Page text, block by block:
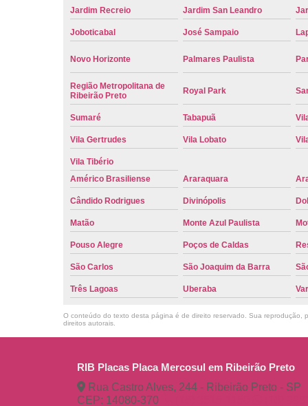
Jardim Recreio Jardim San Leandro
Joboticabal José Sampaio
Novo Horizonte Palmares Paulista
Região Metropolitana de
Ribeirão Preto
Royal Park
Sumaré Tabapuã
Vila Gertrudes Vila Lobato
Vila Tibério
Américo Brasiliense
Araraquara
Cândido Rodrigues Divinópolis
Matão Monte Azul Paulista
Pouso Alegre Poços de Caldas
São Carlos São Joaquim da Barra
Três Lagoas Uberaba
O conteúdo do texto desta página é de direito reservado. Sua reprodução,
direitos autorais
RIB Placas Placa Mercosul em Ribeirão Preto
Rua Castro Alves, 244 - Ribeirão Preto - SP
CEP: 14080-370